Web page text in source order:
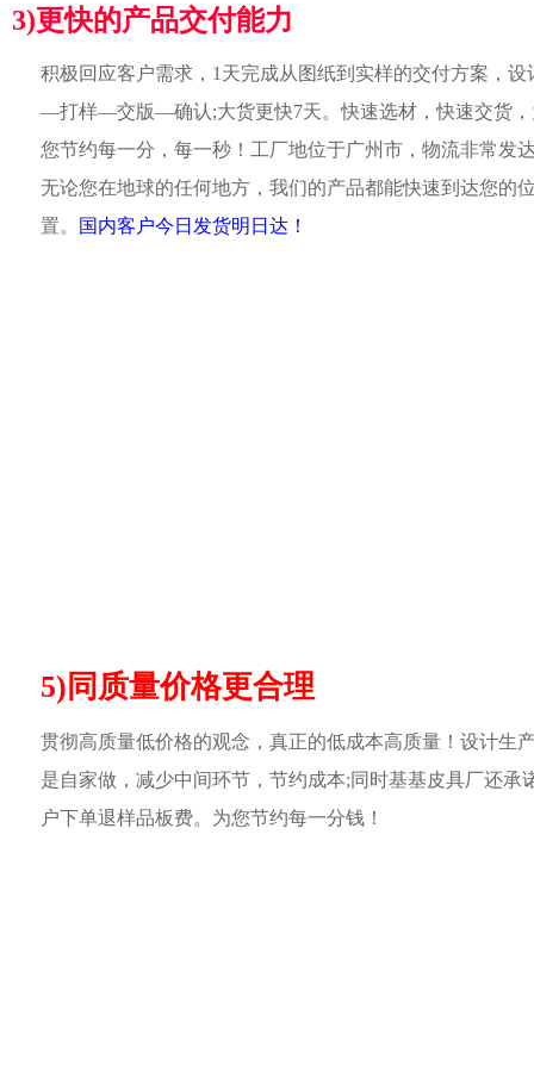
3)更快的产品交付能力
积极回应客户需求，1天完成从图纸到实样的交付方案，设
—打样—交版—确认;大货更快7天。快速选材，快速交货
您节约每一分，每一秒！工厂地位于广州市，物流非常发
无论您在地球的任何地方，我们的产品都能快速到达您的
置。
国内客户今日发货明日达！
5)同质量价格更合理
贯彻高质量低价格的观念，真正的低成本高质量！设计生
是自家做，减少中间环节，节约成本;同时基基皮具厂还承
户下单退样品板费。为您节约每一分钱！